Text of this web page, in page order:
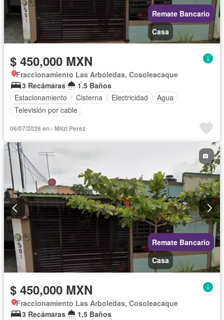
Remate Bancario
Casa
$ 450,000 MXN
Fraccionamiento Las Arboledas, Cosoleacaque
3 Recámaras
1.5 Baños
Estacionamiento
Cisterna Electricidad
Agua
Televisión por cable
06/07/2026 en - Mitzi Perez
Remate Bancario
Casa
$ 450,000 MXN
Fraccionamiento Las Arboledas, Cosoleacaque
3 Recámaras
1.5 Baños